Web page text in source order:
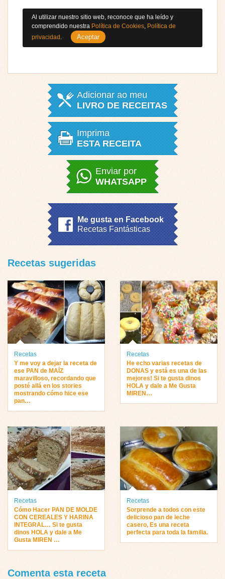
Adicionar ao meu
LIVRO DE RECEITAS
Imprima
ESTA RECEITA
Enviar por
WHATSAPP
Me gusta en Facebook
Recetas Fantásticas
Recetas sugeridas
Recetas
Y me voy a dejar la receta de
ese PAN de MAÍZ
maravilloso, recordando que
posté allá en los stories
mostrando cómo hice ese
pan…
Recetas
He echo varias recetas de
DONAS y está es una de las
mejores! Si te gusta dinos
HOLA y dale a Me Gusta
MIREN…
Recetas
Cómo Hacer PAN DE MOLDE
CON CEREALES Y HARINA
INTEGRAL… Si te gusta
dinos HOLA y dale a Me
Gusta MIREN …
Recetas
Sorprende a todos con este
delicioso pan de leche
casero, Es una receta
perfecta para toda la familia.
Comenta esta receta
Al utilizar nuestro sitio web, reconoce que ha leído y
comprendido nuestra Política de Cookies, Política de
privacidad . Aceptar